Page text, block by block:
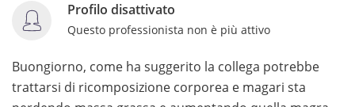
Profilo disattivato
Questo professionista non è più attivo
Buongiorno, come ha suggerito la collega potrebbe
trattarsi di ricomposizione corporea e magari sta